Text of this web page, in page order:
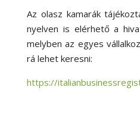
Az olasz kamarák
nyelven is elérhető a
melyben az egyes
rá lehet keresni:
https://